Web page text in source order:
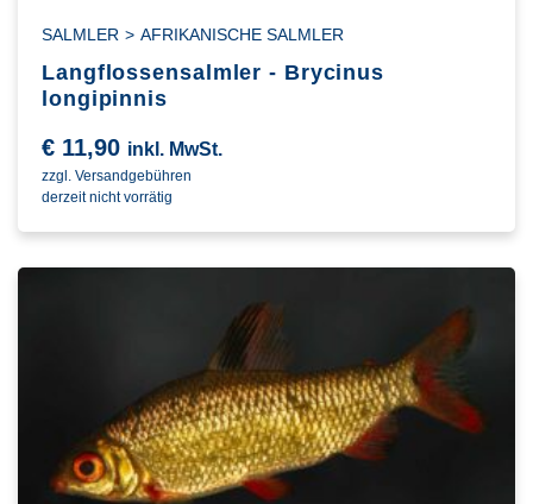
SALMLER > AFRIKANISCHE SALMLER
Langflossensalmler - Brycinus
longipinnis
€ 11,90 inkl. MwSt.
zzgl. Versandgebühren
derzeit nicht vorrätig